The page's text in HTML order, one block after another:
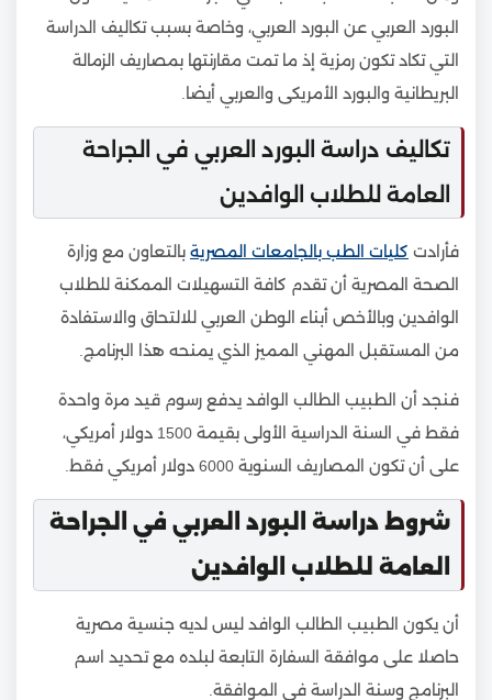
البورد العربي عن البورد العربي، وخاصة بسبب تكاليف الدراسة
التي تكاد تكون رمزية إذ ما تمت مقارنتها بمصاريف الزمالة
البريطانية والبورد الأمريكى والعربي أيضا.
تكاليف دراسة البورد العربي في الجراحة
العامة للطلاب الوافدين
فأرادت كليات الطب بالجامعات المصرية بالتعاون مع وزارة
الصحة المصرية أن تقدم كافة التسهيلات الممكنة للطلاب
الوافدين وبالأخص أبناء الوطن العربي للالتحاق والاستفادة
من المستقبل المهني المميز الذي يمنحه هذا البرنامج.
فنجد أن الطبيب الطالب الوافد يدفع رسوم قيد مرة واحدة
فقط في السنة الدراسية الأولى بقيمة 1500 دولار أمريكي،
على أن تكون المصاريف السنوية 6000 دولار أمريكي فقط.
شروط دراسة البورد العربي في الجراحة
العامة للطلاب الوافدين
أن يكون الطبيب الطالب الوافد ليس لديه جنسية مصرية
حاصلا على موافقة السفارة التابعة لبلده مع تحديد اسم
البرنامج وسنة الدراسة في الموافقة.